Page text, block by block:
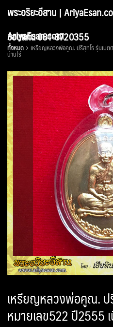
พระอริยะอีสาน |
ขอนแก่น 081-8720355
AriyaEsan.com
ทั้งหมด เหรียญหลวงพ่อคูณ. ปริสุทโธ รุ่นเม
บ้านไร่
เหรียญหลวงพ่อคูณ. ป
หมายเลข522 ปี2555